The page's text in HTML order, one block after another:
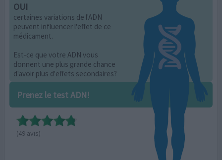
OUI
certaines variations de l'ADN
peuvent influencer l'effet de ce
médicament.
Est-ce que votre ADN vous
donnent une plus grande chance
d'avoir plus d'effets secondaires?
Prenez le test ADN!
(49 avis)